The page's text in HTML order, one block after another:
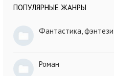
ПОПУЛЯРНЫЕ ЖАНРЫ
Фантастика, фэнтези
Роман